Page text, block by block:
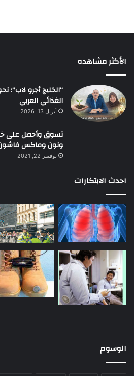
الأكثر مشاهده
“الخليج أجرو لاب”:
الغذائي العربي
أبريل 13, 2026
تسوق وأحصل على
ونون وماكس
نوفمبر 22, 2021
احدث الابتكارات
الوسوم